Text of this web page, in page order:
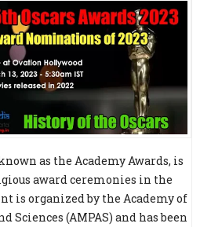
as the Academy Awards, is
award ceremonies in the
is organized by the Academy of
Sciences (AMPAS) and has been